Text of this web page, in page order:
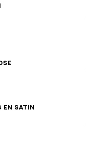
en satin
42